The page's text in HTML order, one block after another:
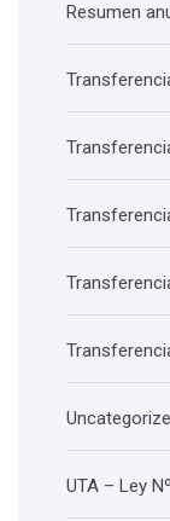
Resumen
UTA – Ley